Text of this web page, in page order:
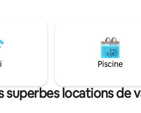
Nous ferons au
que votre séjour soit des plus
Piscine
superbes locations de